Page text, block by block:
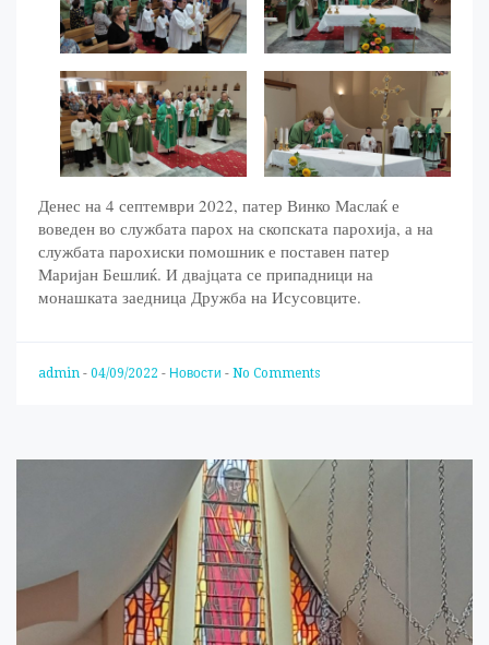
Денес на 4 септември 2022, патер Винко Маслаќ е
воведен во службата парох на скопската парохија, а на
службата парохиски помошник е поставен патер
Маријан Бешлиќ. И двајцата се припадници на
монашката заедница Дружба на Исусовците.
admin - 04/09/2022 - Новости - No Comments